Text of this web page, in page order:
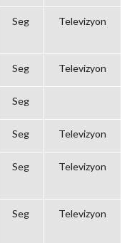
Seg Televizyon
Seg Televizyon
Seg
Seg Televizyon
Seg Televizyon
Seg Televizyon